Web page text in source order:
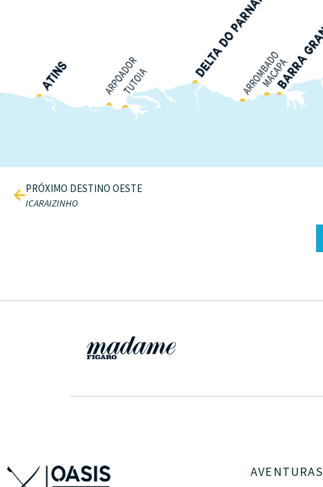
PRÓXIMO DESTINO OESTE
ICARAIZINHO
AVENTURAS